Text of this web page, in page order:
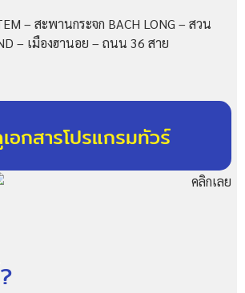
– สะพานกระจก BACH LONG – สวน
– เมืองฮานอย – ถนน 36 สาย
อกสารโปรแกรมทัวร์